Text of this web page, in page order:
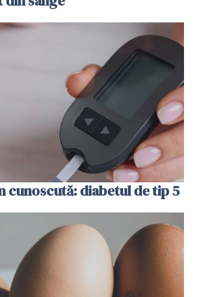
cunoscută: diabetul de tip 5